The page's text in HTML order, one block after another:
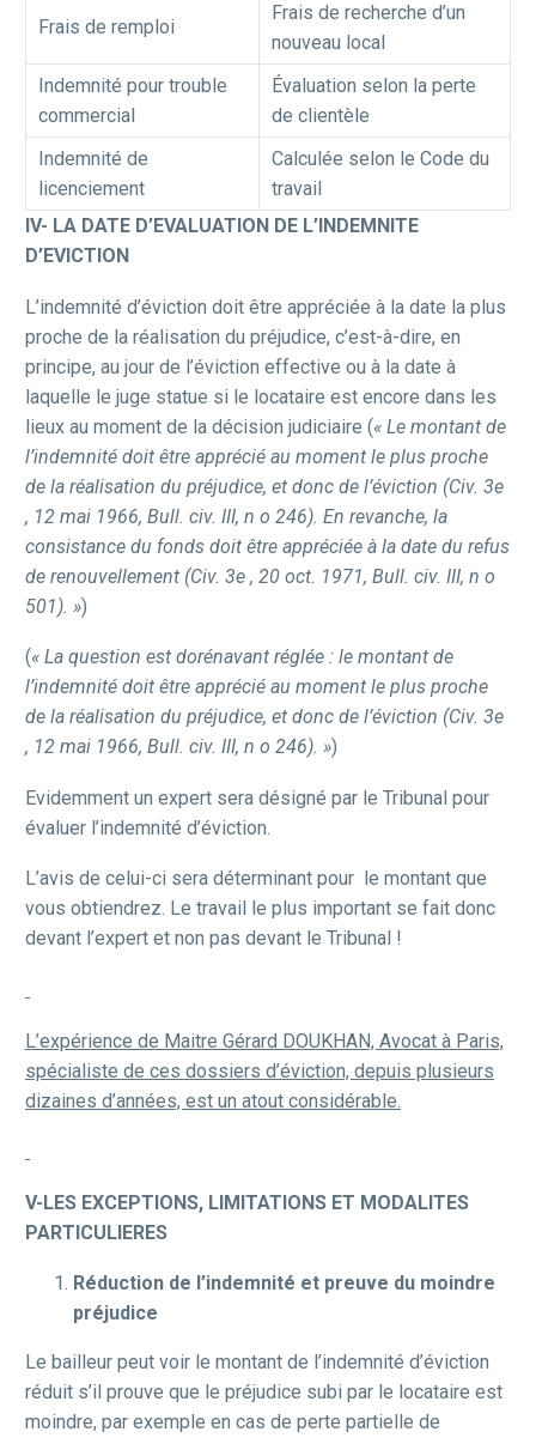
Frais de remploi
Frais de recherche d’un
nouveau local
Indemnité pour trouble
commercial
Évaluation selon la perte
de clientèle
Indemnité de
licenciement
Calculée selon le Code du
travail
IV- LA DATE D’EVALUATION DE L’INDEMNITE
D’EVICTION
L’indemnité d’éviction doit être appréciée à la date la plus
proche de la réalisation du préjudice, c’est-à-dire, en
principe, au jour de l’éviction effective ou à la date à
laquelle le juge statue si le locataire est encore dans les
lieux au moment de la décision judiciaire (« Le montant de
l’indemnité doit être apprécié au moment le plus proche
de la réalisation du préjudice, et donc de l’éviction (Civ. 3e
, 12 mai 1966, Bull. civ. III, n o 246). En revanche, la
consistance du fonds doit être appréciée à la date du refus
de renouvellement (Civ. 3e , 20 oct. 1971, Bull. civ. III, n o
501). »)
(« La question est dorénavant réglée : le montant de
l’indemnité doit être apprécié au moment le plus proche
de la réalisation du préjudice, et donc de l’éviction (Civ. 3e
, 12 mai 1966, Bull. civ. III, n o 246). »)
Evidemment un expert sera désigné par le Tribunal pour
évaluer l’indemnité d’éviction.
L’avis de celui-ci sera déterminant pour le montant que
vous obtiendrez. Le travail le plus important se fait donc
devant l’expert et non pas devant le Tribunal !
L’expérience de Maitre Gérard DOUKHAN, Avocat à Paris,
spécialiste de ces dossiers d’éviction, depuis plusieurs
dizaines d’années, est un atout considérable.
V-LES EXCEPTIONS, LIMITATIONS ET MODALITES
PARTICULIERES
Réduction de l’indemnité et preuve du moindre
préjudice
Le bailleur peut voir le montant de l’indemnité d’éviction
réduit s’il prouve que le préjudice subi par le locataire est
moindre, par exemple en cas de perte partielle de